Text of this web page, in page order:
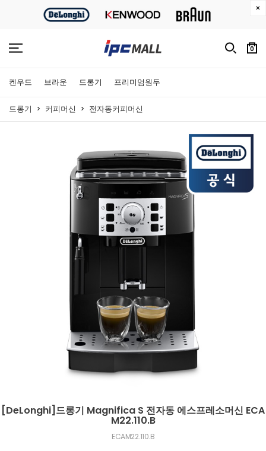
0
켄우드 브라운 드롱기 프리미엄원두
드롱기 커피머신 전자동커피머신
[DeLonghi]드롱기 Magnifica S 전자동 에스프레소머신 ECA
M22.110.B
ECAM22.110.B